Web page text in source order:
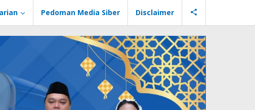
Pedoman Media Siber Disclaimer